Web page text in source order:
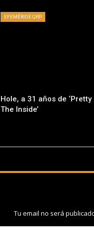
EFEMÉRIDE QRP
Hole, a 31 años de ‘Pretty
The Inside’
Tu email no será